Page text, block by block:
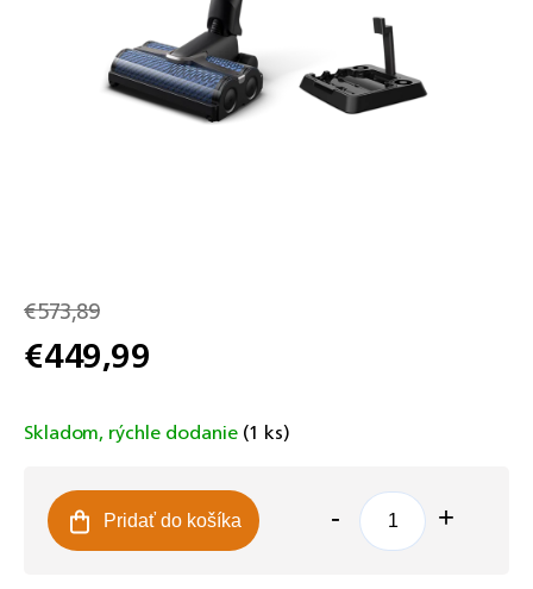
€573,89
€449,99
cena:
Skladom, rýchle dodanie(1 ks)
Pridať do košíka